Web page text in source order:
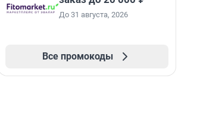
До 31 августа, 2026
Все промокоды